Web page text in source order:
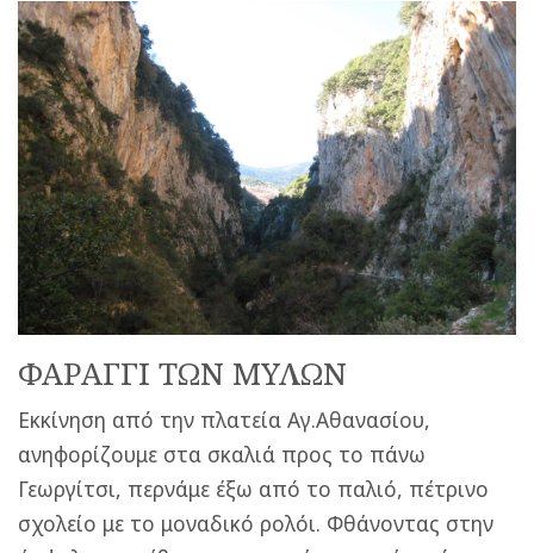
ΦΑΡΑΓΓΙ ΤΩΝ ΜΥΛΩΝ
Εκκίνηση από την πλατεία Αγ.Αθανασίου,
ανηφορίζουμε στα σκαλιά προς το πάνω
Γεωργίτσι, περνάμε έξω από το παλιό, πέτρινο
σχολείο με το μοναδικό ρολόι. Φθάνοντας στην